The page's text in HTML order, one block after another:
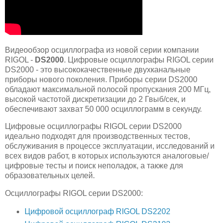
Видеообзор осциллографа из новой серии компании
RIGOL - DS2000. Цифровые осциллографы RIGOL серии
DS2000 - это высококачественные двухканальные
приборы нового поколения. Приборы серии DS2000
обладают максимальной полосой пропускания 200 МГц,
высокой частотой дискретизации до 2 Гвыб/сек, и
обеспечивают захват 50 000 осциллограмм в секунду.
Цифровые осциллографы RIGOL серии DS2000
идеально подходят для производственных тестов,
обслуживания в процессе эксплуатации, исследований и
всех видов работ, в которых используются аналоговые/
цифровые тесты и поиск неполадок, а также для
образовательных целей.
Осциллографы RIGOL серии DS2000:
Цифровой осциллограф RIGOL DS2202